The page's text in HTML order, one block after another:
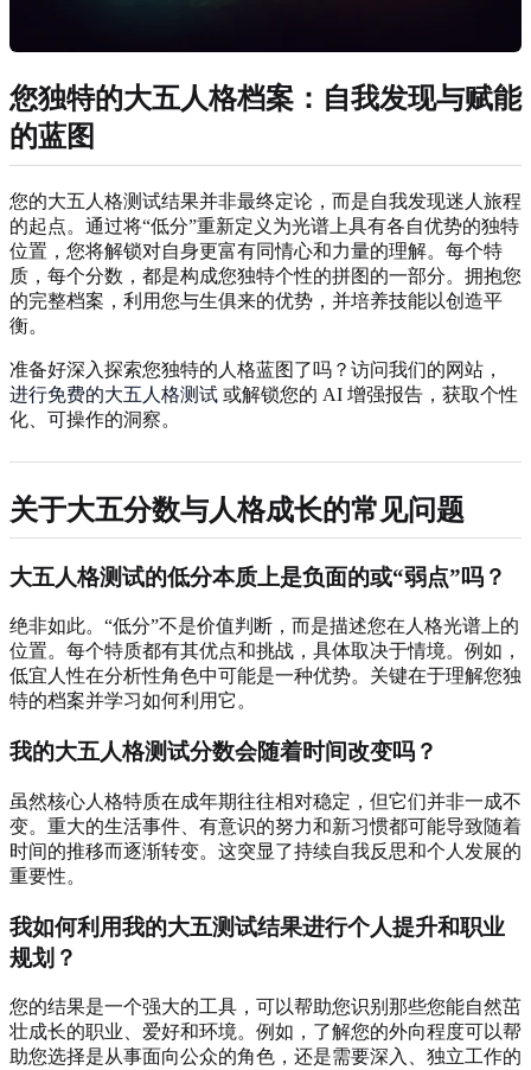
您独特的大五人格档案：自我发现与赋能
的蓝图
您的大五人格测试结果并非最终定论，而是自我发现迷人旅程
的起点。通过将“低分”重新定义为光谱上具有各自优势的独特
位置，您将解锁对自身更富有同情心和力量的理解。每个特
质，每个分数，都是构成您独特个性的拼图的一部分。拥抱您
的完整档案，利用您与生俱来的优势，并培养技能以创造平
衡。
准备好深入探索您独特的人格蓝图了吗？访问我们的网站，
进行免费的大五人格测试 或解锁您的 AI 增强报告，获取个性
化、可操作的洞察。
关于大五分数与人格成长的常见问题
大五人格测试的低分本质上是负面的或“弱点”吗？
绝非如此。“低分”不是价值判断，而是描述您在人格光谱上的
位置。每个特质都有其优点和挑战，具体取决于情境。例如，
低宜人性在分析性角色中可能是一种优势。关键在于理解您独
特的档案并学习如何利用它。
我的大五人格测试分数会随着时间改变吗？
虽然核心人格特质在成年期往往相对稳定，但它们并非一成不
变。重大的生活事件、有意识的努力和新习惯都可能导致随着
时间的推移而逐渐转变。这突显了持续自我反思和个人发展的
重要性。
我如何利用我的大五测试结果进行个人提升和职业
规划？
您的结果是一个强大的工具，可以帮助您识别那些您能自然茁
壮成长的职业、爱好和环境。例如，了解您的外向程度可以帮
助您选择是从事面向公众的角色，还是需要深入、独立工作的